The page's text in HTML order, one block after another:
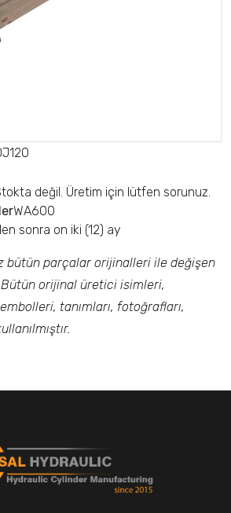
değil. Üretim için lütfen sorunuz.
WA600
sonra on iki (12) ay
bütün parçalar orijinalleri ile değişen
orijinal üretici isimleri,
tanımları, fotoğrafları,